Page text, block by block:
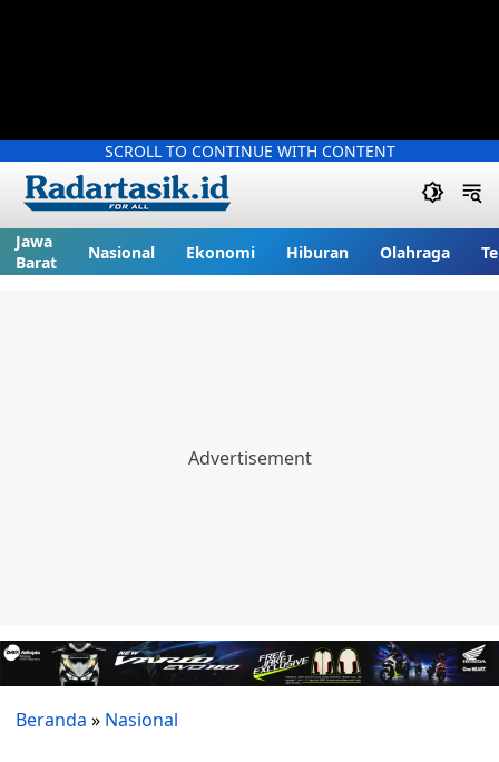
SCROLL TO CONTINUE WITH CONTENT
Jawa
Barat
Nasional Ekonomi Hiburan Olahraga
Beranda » Nasional